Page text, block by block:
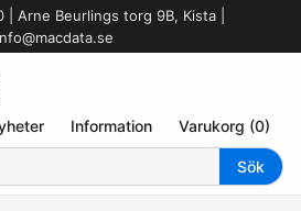
| Arne Beurlings torg 9B, Kista |
Information Varukorg (0)